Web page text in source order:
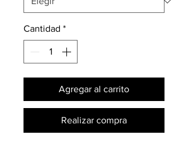
Cantidad *
Agregar al carrito
Realizar compra